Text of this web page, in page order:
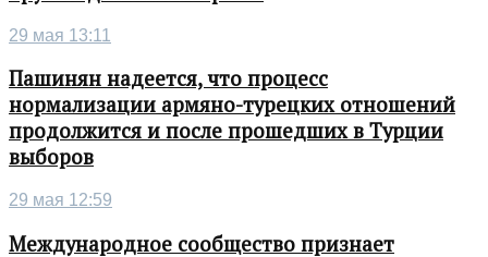
29 мая 13:11
Пашинян надеется, что процесс
нормализации армяно-турецких отношений
продолжится и после прошедших в Турции
выборов
29 мая 12:59
Международное сообщество признает